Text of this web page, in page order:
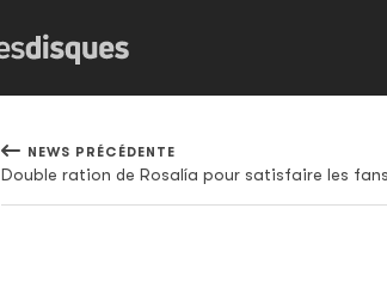
NEWS PRÉCÉDENTE
Double ration de Rosalía pour satisfaire les fans